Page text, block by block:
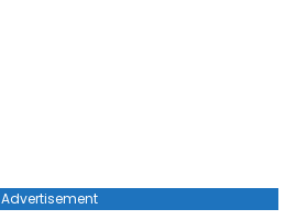
Advertisement